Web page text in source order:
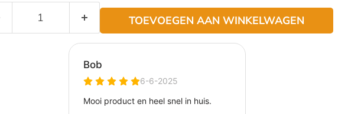
TOEVOEGEN AAN WINKELWAGEN